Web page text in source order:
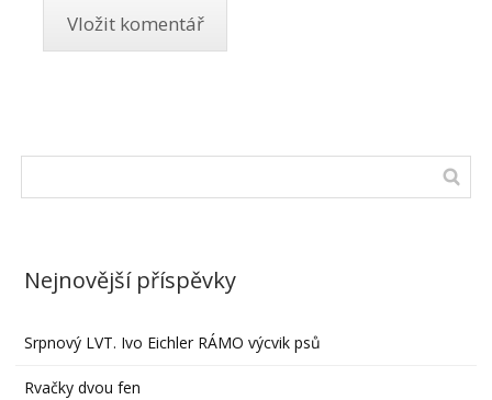
Nejnovější příspěvky
Srpnový LVT. Ivo Eichler RÁMO výcvik psů
Rvačky dvou fen